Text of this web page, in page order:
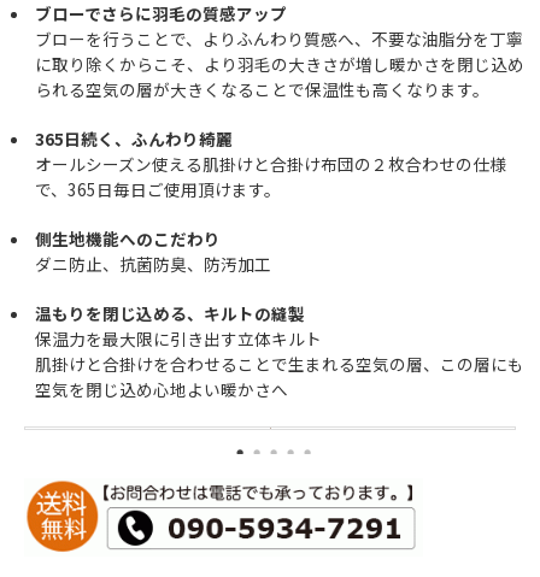
ブローでさらに羽毛の質感アップ
ブローを行うことで、よりふんわり質感へ、不要な油脂分を丁寧
に取り除くからこそ、より羽毛の大きさが増し暖かさを閉じ込め
られる空気の層が大きくなることで保温性も高くなります。
365日続く、ふんわり綺麗
オールシーズン使える肌掛けと合掛け布団の２枚合わせの仕様
で、365日毎日ご使用頂けます。
側生地機能へのこだわり
ダニ防止、抗菌防臭、防汚加工
温もりを閉じ込める、キルトの縫製
保温力を最大限に引き出す立体キルト
肌掛けと合掛けを合わせることで生まれる空気の層、この層にも
空気を閉じ込め心地よい暖かさへ